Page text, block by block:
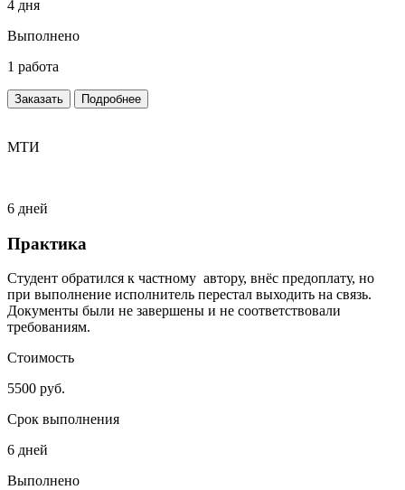
4 дня
Выполнено
1 работа
Заказать Подробнее
МТИ
6 дней
Практика
Студент обратился к частному автору, внёс предоплату, но
при выполнение исполнитель перестал выходить на связь.
Документы были не завершены и не соответствовали
требованиям.
Стоимость
5500 руб.
Срок выполнения
6 дней
Выполнено